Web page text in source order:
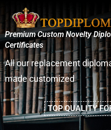
Premium Custom Novelty
Certificates
All our replacement
made customized
TOP QUALITY